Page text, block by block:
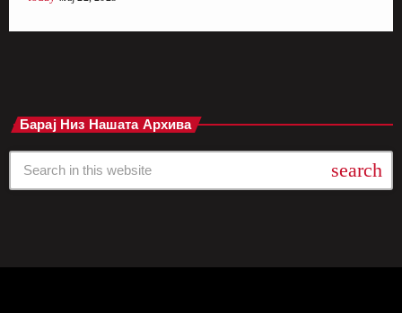
Барај Низ Нашата Архива
search